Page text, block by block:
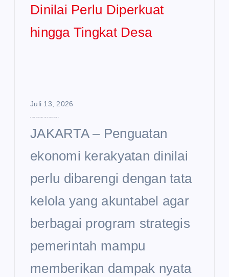
Juli 13, 2026
JAKARTA – Penguatan
ekonomi kerakyatan dinilai
perlu dibarengi dengan tata
kelola yang akuntabel agar
berbagai program strategis
pemerintah mampu
memberikan dampak nyata